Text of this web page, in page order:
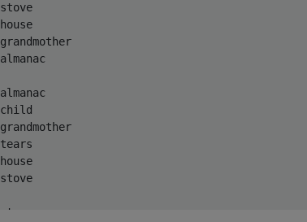
stove
house
grandmother
almanac
almanac
child
grandmother
tears
house
stove
stove